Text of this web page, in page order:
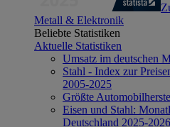
Metall & Elektronik
Beliebte Statistiken
Aktuelle Statistiken
Umsatz im deutschen
Stahl - Index zur
2005-2025
Größte
Eisen und Stahl:
Deutschland 2025-2026